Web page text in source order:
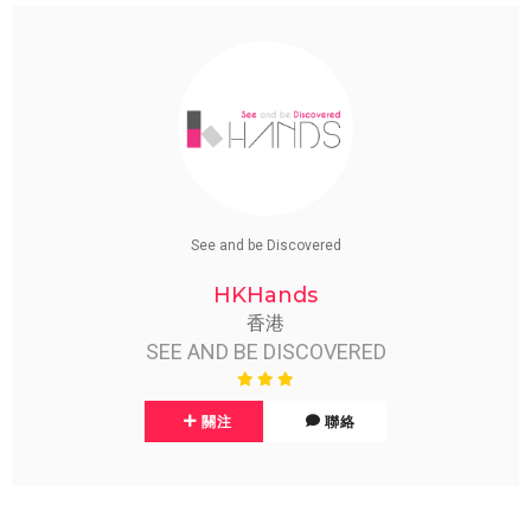
See and be Discovered
HKHands
香港
SEE AND BE DISCOVERED
關注 聯絡